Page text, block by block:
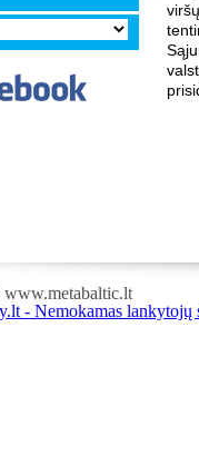
www.metabaltic.lt